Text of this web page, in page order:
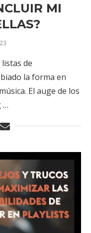
MI
de
la forma en
El auge de los
…